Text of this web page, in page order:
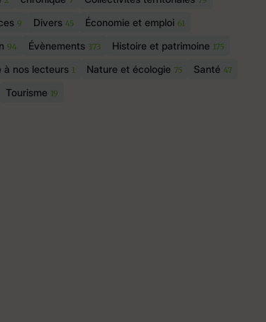
9 Divers 45 Économie et emploi 61
94 Évènements 373 Histoire et patrimoine 175
à nos lecteurs 1 Nature et écologie 75 Santé 47
Tourisme 19